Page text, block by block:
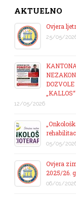
AKTUELNO
Ovjera
25/05/
12/05/2026
05/05/
Ovjera
2025/26.
06/01/